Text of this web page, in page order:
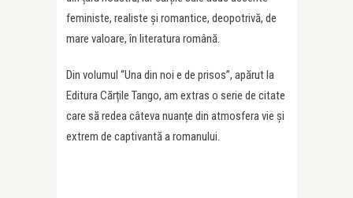
feministe, realiste și romantice, deopotrivă, de
mare valoare, în literatura română.
Din volumul “Una din noi e de prisos”, apărut la
Editura Cărțile Tango, am extras o serie de citate
care să redea câteva nuanțe din atmosfera vie și
extrem de captivantă a romanului.